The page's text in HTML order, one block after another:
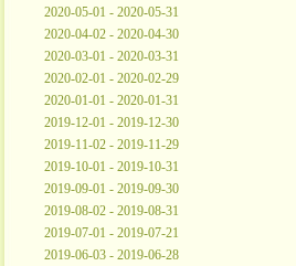
2020-05-01 - 2020-05-31
2020-04-02 - 2020-04-30
2020-03-01 - 2020-03-31
2020-02-01 - 2020-02-29
2020-01-01 - 2020-01-31
2019-12-01 - 2019-12-30
2019-11-02 - 2019-11-29
2019-10-01 - 2019-10-31
2019-09-01 - 2019-09-30
2019-08-02 - 2019-08-31
2019-07-01 - 2019-07-21
2019-06-03 - 2019-06-28